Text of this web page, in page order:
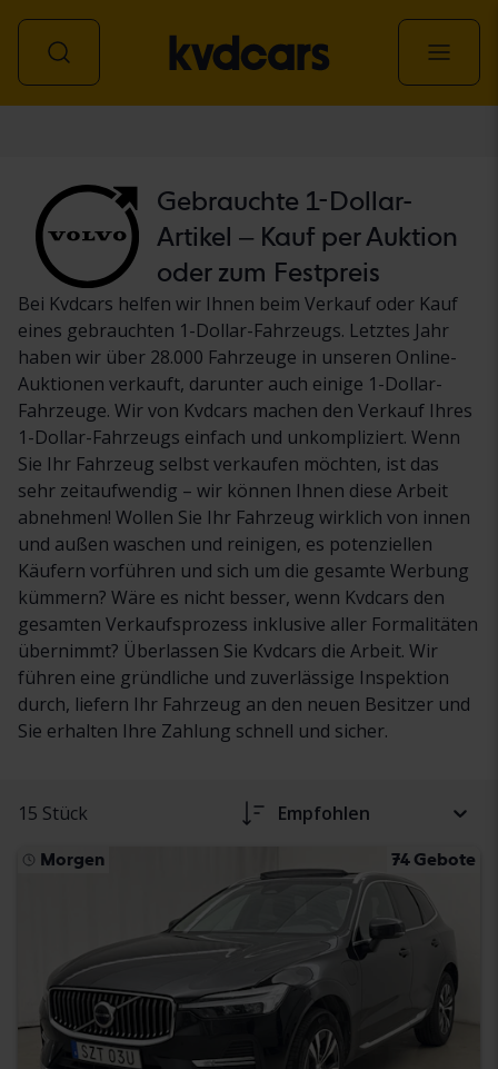
Gebrauchte 1-Dollar-
Artikel – Kauf per Auktion
oder zum Festpreis
Bei Kvdcars helfen wir Ihnen beim Verkauf oder Kauf
eines gebrauchten 1-Dollar-Fahrzeugs. Letztes Jahr
haben wir über 28.000 Fahrzeuge in unseren Online-
Auktionen verkauft, darunter auch einige 1-Dollar-
Fahrzeuge. Wir von Kvdcars machen den Verkauf Ihres
1-Dollar-Fahrzeugs einfach und unkompliziert. Wenn
Sie Ihr Fahrzeug selbst verkaufen möchten, ist das
sehr zeitaufwendig – wir können Ihnen diese Arbeit
abnehmen! Wollen Sie Ihr Fahrzeug wirklich von innen
und außen waschen und reinigen, es potenziellen
Käufern vorführen und sich um die gesamte Werbung
kümmern? Wäre es nicht besser, wenn Kvdcars den
gesamten Verkaufsprozess inklusive aller Formalitäten
übernimmt? Überlassen Sie Kvdcars die Arbeit. Wir
führen eine gründliche und zuverlässige Inspektion
durch, liefern Ihr Fahrzeug an den neuen Besitzer und
Sie erhalten Ihre Zahlung schnell und sicher.
15 Stück Empfohlen
Morgen 74 Gebote